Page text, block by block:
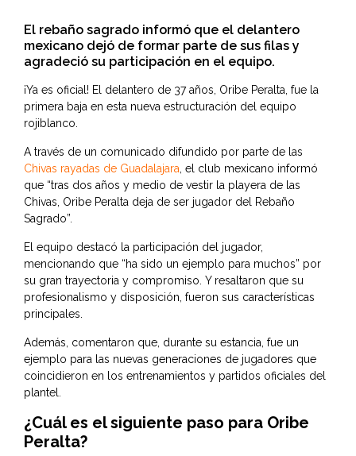
El rebaño sagrado informó que el delantero
mexicano dejó de formar parte de sus filas y
agradeció su participación en el equipo.
¡Ya es oficial! El delantero de 37 años, Oribe Peralta, fue la
primera baja en esta nueva estructuración del equipo
rojiblanco.
A través de un comunicado difundido por parte de las
Chivas rayadas de Guadalajara, el club mexicano informó
que “tras dos años y medio de vestir la playera de las
Chivas, Oribe Peralta deja de ser jugador del Rebaño
Sagrado”.
El equipo destacó la participación del jugador,
mencionando que “ha sido un ejemplo para muchos” por
su gran trayectoria y compromiso. Y resaltaron que su
profesionalismo y disposición, fueron sus características
principales.
Además, comentaron que, durante su estancia, fue un
ejemplo para las nuevas generaciones de jugadores que
coincidieron en los entrenamientos y partidos oficiales del
plantel.
¿Cuál es el siguiente paso para Oribe
Peralta?